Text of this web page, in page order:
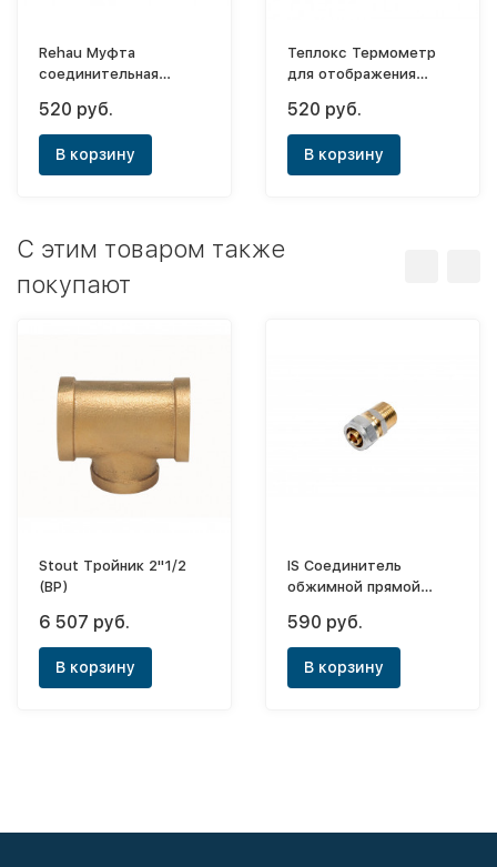
Rehau Муфта
соединительная
РХ
520 руб.
В корзину
Теплокс Термометр
для отображения
электрического
водонагревателя ЭНВ-
Слим
520 руб.
В корзину
C этим товаром также
покупают
Stout Тройник 2"1/2
(ВР)
6 507 руб.
В корзину
IS Соединитель
обжимной прямой
590 руб.
В корзину